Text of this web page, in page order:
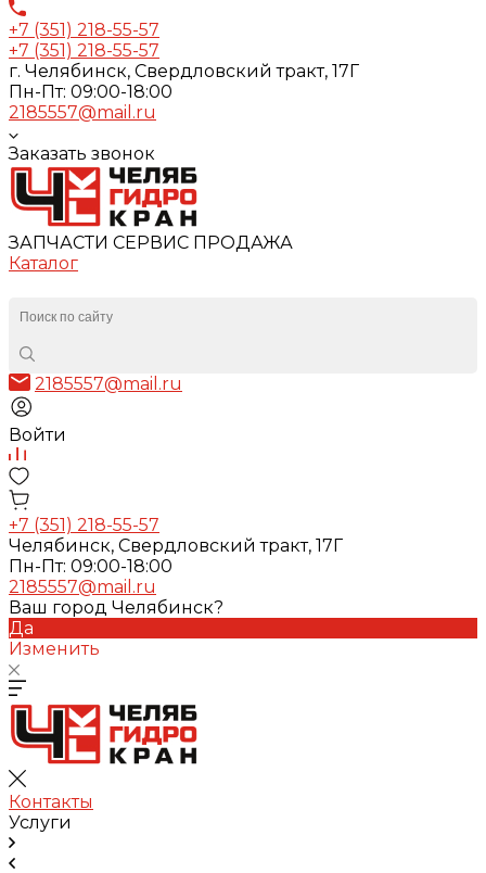
+7 (351) 218-55-57
+7 (351) 218-55-57
г. Челябинск, Свердловский тракт, 17Г
Пн-Пт: 09:00-18:00
2185557@mail.ru
Заказать звонок
ЗАПЧАСТИ СЕРВИС ПРОДАЖА
Каталог
2185557@mail.ru
Войти
+7 (351) 218-55-57
Челябинск, Свердловский тракт, 17Г
Пн-Пт: 09:00-18:00
2185557@mail.ru
Ваш город Челябинск?
Да
Изменить
Контакты
Услуги